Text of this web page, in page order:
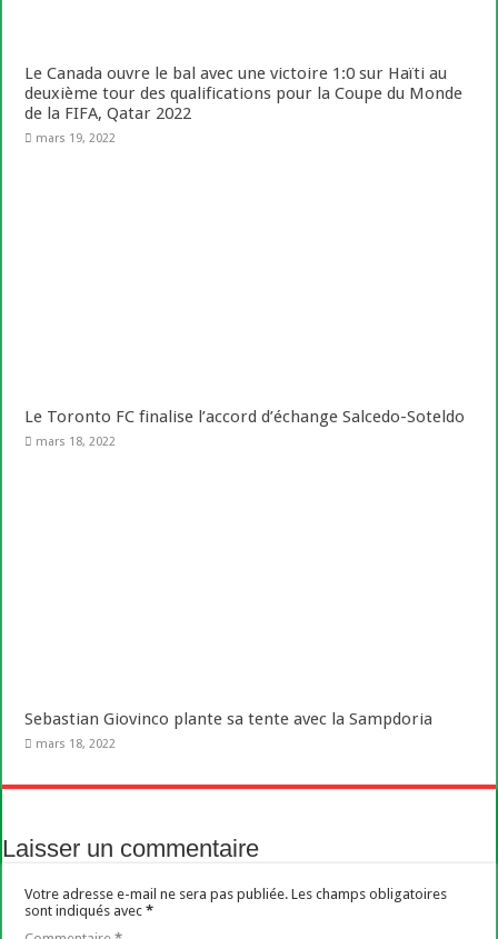
Le Canada ouvre le bal avec une victoire 1:0 sur Haïti au
deuxième tour des qualifications pour la Coupe du Monde
de la FIFA, Qatar 2022
mars 19, 2022
Le Toronto FC finalise l’accord d’échange Salcedo-Soteldo
mars 18, 2022
Sebastian Giovinco plante sa tente avec la Sampdoria
mars 18, 2022
Laisser un commentaire
Votre adresse e-mail ne sera pas publiée. Les champs obligatoires
sont indiqués avec*